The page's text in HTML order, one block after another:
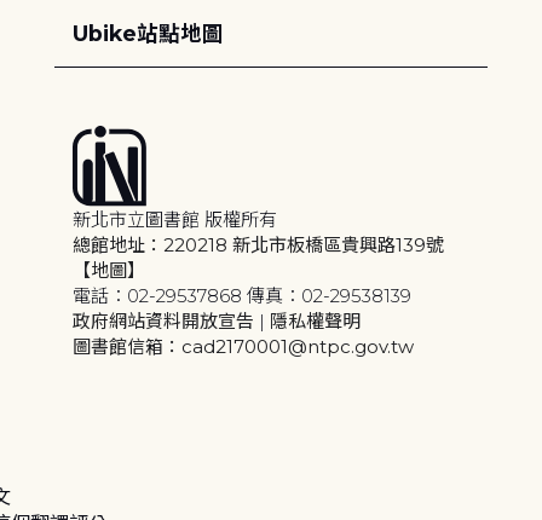
Ubike站點地圖
新北市立圖書館 版權所有
總館地址：220218 新北市板橋區貴興路139號
【地圖】
電話：02-29537868 傳真：02-29538139
政府網站資料開放宣告 | 隱私權聲明
圖書館信箱：cad2170001@ntpc.gov.tw